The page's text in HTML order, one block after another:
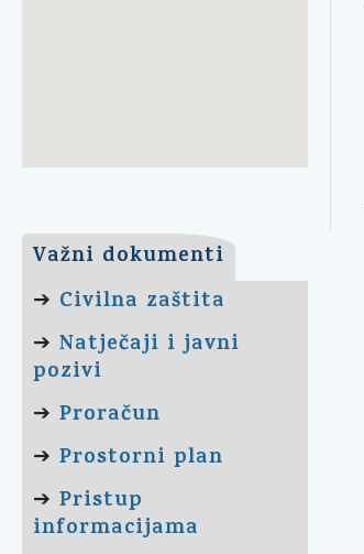
Važni dokumenti
➔ Civilna zaštita
➔ Natječaji i javni
pozivi
➔ Proračun
➔ Prostorni plan
➔ Pristup
informacijama